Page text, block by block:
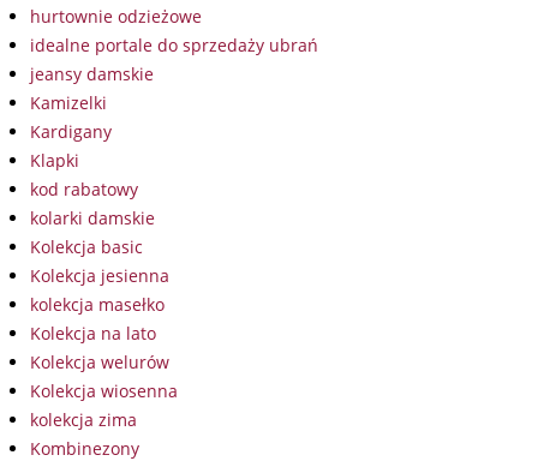
hurtownie odzieżowe
idealne portale do sprzedaży ubrań
jeansy damskie
Kamizelki
Kardigany
Klapki
kod rabatowy
kolarki damskie
Kolekcja basic
Kolekcja jesienna
kolekcja masełko
Kolekcja na lato
Kolekcja welurów
Kolekcja wiosenna
kolekcja zima
Kombinezony